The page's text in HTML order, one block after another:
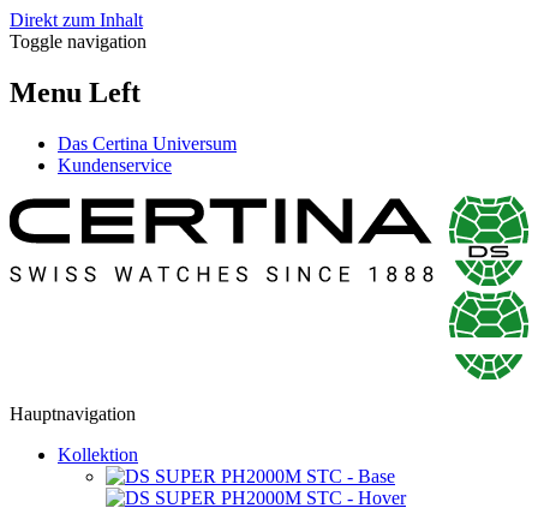
Direkt zum Inhalt
Toggle navigation
Menu Left
Das Certina Universum
Kundenservice
Hauptnavigation
Kollektion